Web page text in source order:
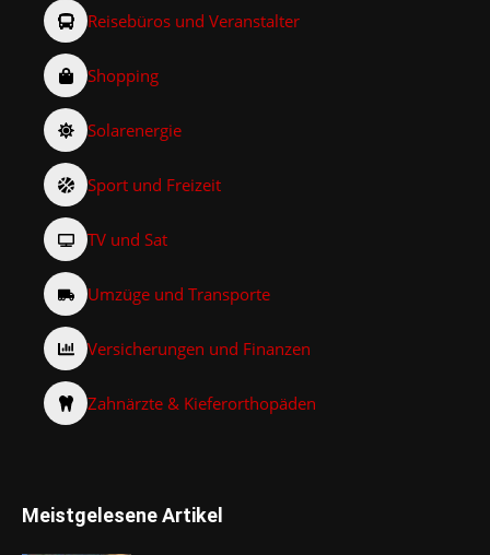
Reisebüros und Veranstalter
Shopping
Solarenergie
Sport und Freizeit
TV und Sat
Umzüge und Transporte
Versicherungen und Finanzen
Zahnärzte & Kieferorthopäden
Meistgelesene Artikel